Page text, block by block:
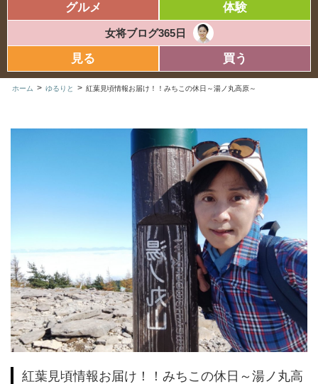
グルメ 体験
女将ブログ365日
見る 買う
ホーム > ゆるりと > 紅葉見頃情報お届け！！みちこの休日～湯ノ丸高原～
紅葉見頃情報お届け！！みちこの休日～湯ノ丸高